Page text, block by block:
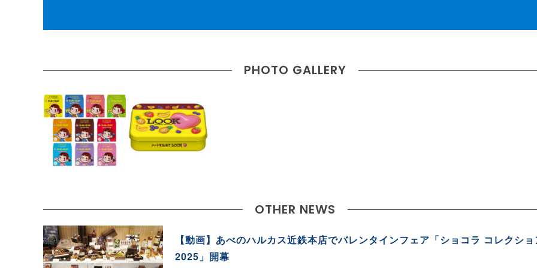
PHOTO GALLERY
OTHER NEWS
【動画】あべのハルカス近鉄本店でバレンタインフェア「ショコラ コレクシ
2025」開幕